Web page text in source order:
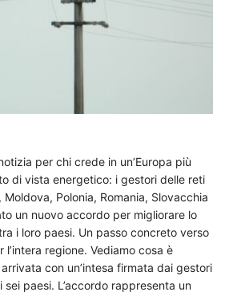
per chi crede in un’Europa più
di vista energetico: i gestori delle reti
Polonia, Romania, Slovacchia
un nuovo accordo per migliorare lo
i loro paesi. Un passo concreto verso
regione. Vediamo cosa è
con un’intesa firmata dai gestori
paesi. L’accordo rappresenta un